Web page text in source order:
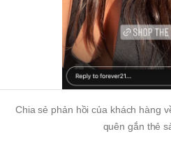
Chia sẻ phản hồi của khách hàng
quên gắn thẻ